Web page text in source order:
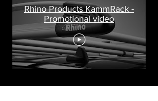
Rhino Products KammRack -
Promotional video